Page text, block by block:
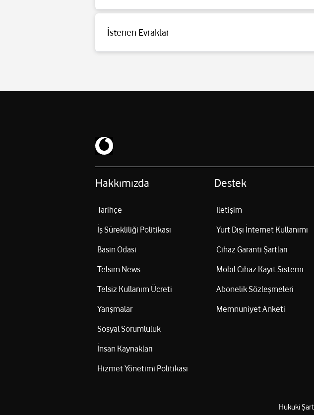
Detaylı bilgi için tıklayınız.
İstenen Evraklar
Detaylı bilgi için tıklayınız.
Hakkımızda
Tarihçe
İş Sürekliliği Politikası
Basin Odasi
Telsim News
Telsiz Kullanım Ücreti
Yarışmalar
Sosyal Sorumluluk
İnsan Kaynakları
Hizmet Yönetimi Politikası
Destek
İletişim
Yurt Dışı İnternet Kullanımı
Cihaz Garanti Şartları
Mobil Cihaz Kayıt Sistemi
Abonelik Sözleşmeleri
Memnuniyet Anketi
Hukuki